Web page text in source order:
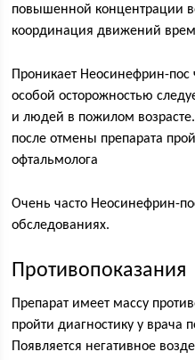
повышенной концентрации
координация движений
Проникает Неосинефрин-пос
особой осторожностью
и людей в пожилом
после отмены препарата
офтальмолога
Очень часто Неосинефрин-
обследованиях.
Противопоказания
Препарат имеет массу
пройти диагностику у врача
Появляется негативное